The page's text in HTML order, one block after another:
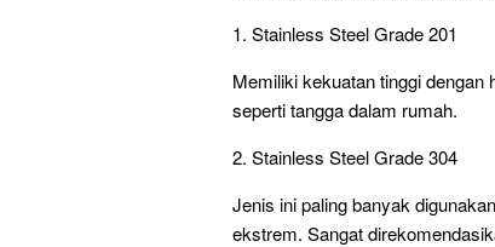
1. Stainless Steel Grade 201
Memiliki kekuatan tinggi dengan
seperti tangga dalam rumah.
2. Stainless Steel Grade 304
Jenis ini paling banyak
ekstrem. Sangat